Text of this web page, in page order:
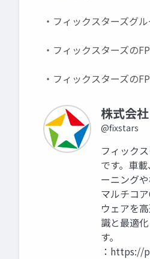
・フィックスターズグ
・フィックスターズの
・フィックスターズの
株式会
@fixstars
フィック
です。車
ーニング
マルチコ
ウェアを
識と最適
す。 ・
：https://